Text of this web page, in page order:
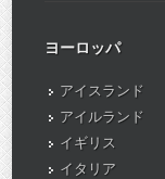
ヨーロッパ
アイスランド
アイルランド
イギリス
イタリア